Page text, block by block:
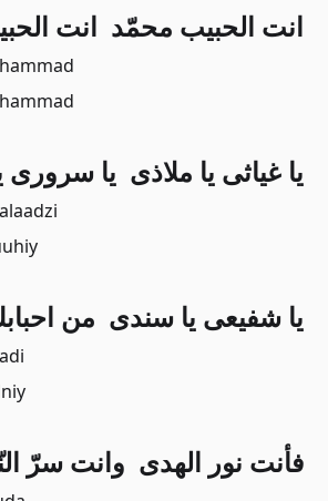
ﺍﻧﺖ ﺍﻟﺤﺒﻴﺐ ﻣﺤﻤّﺪ انت
ﻳﺎ ﻏﻴﺎﺛﻰ ﻳﺎ ﻣﻼﺫﻯ ﻳﺎ
ﻳﺎ ﺷﻔﻴﻌﻰ ﻳﺎ ﺳﻨﺪﻯ ﻣﻦ
ﻓﺄﻧﺖ ﻧﻮﺭ ﺍﻟﻬﺪﻯ ﻭﺍﻧﺖ ﺳﺮّ